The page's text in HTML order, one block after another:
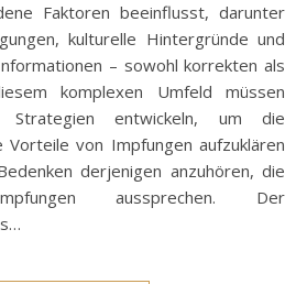
Faktoren beeinflusst, darunter
kulturelle Hintergründe und
– sowohl korrekten als
komplexen Umfeld müssen
Strategien entwickeln, um die
Vorteile von Impfungen aufzuklären
derjenigen anzuhören, die
aussprechen. Der